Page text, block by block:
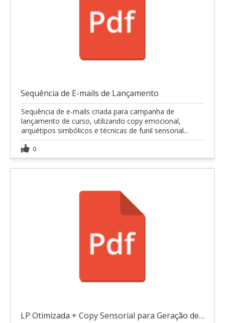
Sequência de E-mails de Lançamento
Sequência de e-mails criada para campanha de
lançamento de curso, utilizando copy emocional,
arquétipos simbólicos e técnicas de funil sensorial...
0
LP Otimizada + Copy Sensorial para Geração de Lead